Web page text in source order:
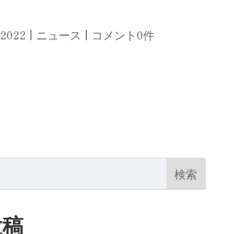
| ニュース | コメント0件
検索